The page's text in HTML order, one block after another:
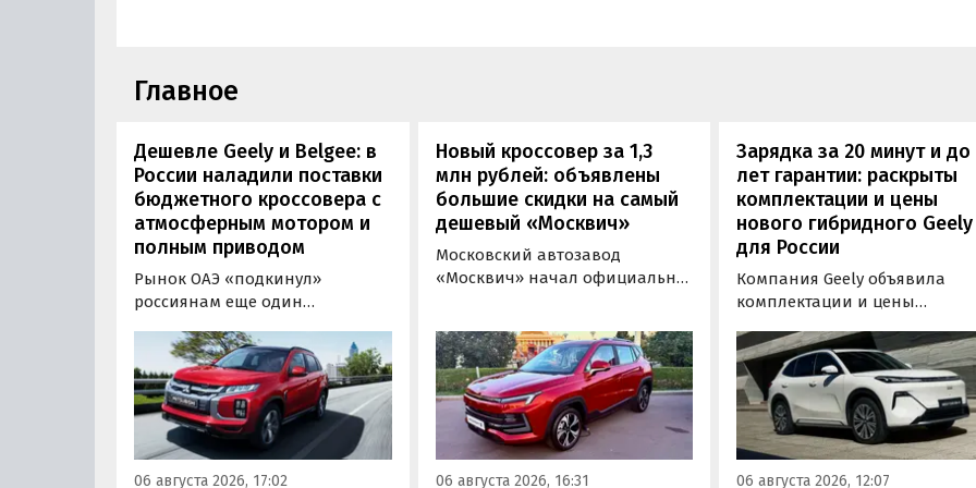
Главное
Дешевле Geely и Belgee: в
России наладили поставки
бюджетного кроссовера с
атмосферным мотором и
полным приводом
Рынок ОАЭ «подкинул»
россиянам еще один
продавался в России
официально. Речь о Mitsubishi
ASX: у дилеров в Эмиратах он
стоит примерно от 1 600 000
рублей по текущему курсу, а у
нас с учетом всех расходов
06 августа 2026, 17:02
Новый кроссовер за 1,3
млн рублей: объявлены
большие скидки на самый
дешевый «Москвич»
Московский автозавод
«Москвич» начал официально
прямой выгодой в размере 360
тыс. рублей. Получить такую
скидку можно при покупке
нового автомобиля 2025 или
2026 года выпуска в период с 4
по 31 августа, сообщили в
пресс-службе компании.
06 августа 2026, 16:31
Зарядка за 20 минут и до
лет гарантии: раскрыты
комплектации и цены
нового гибридного Geely
для России
Компания Geely объявила
комплектации и цены
новой версии EM-R с
установкой
типа. Автомобиль оснащен
инновационной системой
названием Electric Motor
Extended Range (EM-R) и
06 августа 2026, 12:07